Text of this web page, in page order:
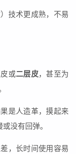
技术更成熟，不易
或二层皮，甚至为
是人造革，摸起来
没有回弹。
，长时间使用容易